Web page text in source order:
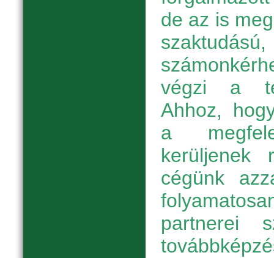
de az is
végzi a
Ahhoz,
a
kerüljenek
cégünk
partnerei